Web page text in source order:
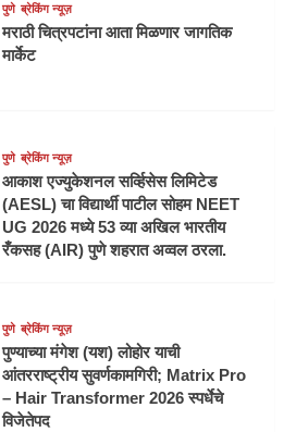
पुणे ब्रेकिंग न्यूज़
मराठी चित्रपटांना आता मिळणार जागतिक
मार्केट
पुणे ब्रेकिंग न्यूज़
आकाश एज्युकेशनल सर्व्हिसेस लिमिटेड
(AESL) चा विद्यार्थी पाटील सोहम NEET
UG 2026 मध्ये 53 व्या अखिल भारतीय
रँकसह (AIR) पुणे शहरात अव्वल ठरला.
पुणे ब्रेकिंग न्यूज़
पुण्याच्या मंगेश (यश) लोहोर याची
आंतरराष्ट्रीय सुवर्णकामगिरी; Matrix Pro
– Hair Transformer 2026 स्पर्धेचे
विजेतेपद